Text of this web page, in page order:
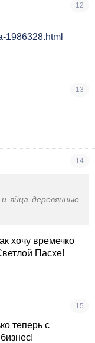
12
1986328.html
13
14
яйца деревянные
хочу времечко
Пасхе!
15
теперь с